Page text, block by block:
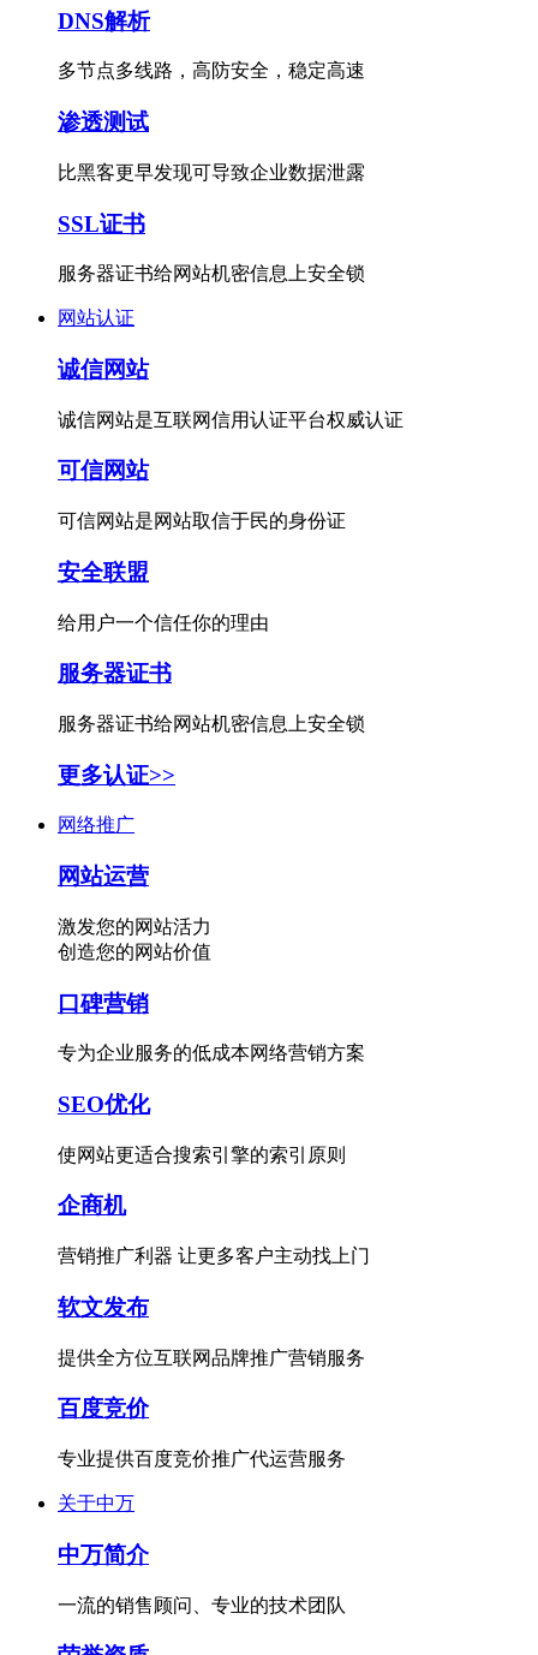
DNS解析
多节点多线路，高防安全，稳定高速
渗透测试
比黑客更早发现可导致企业数据泄露
SSL证书
服务器证书给网站机密信息上安全锁
网站认证
诚信网站
诚信网站是互联网信用认证平台权威认证
可信网站
可信网站是网站取信于民的身份证
安全联盟
给用户一个信任你的理由
服务器证书
服务器证书给网站机密信息上安全锁
更多认证>>
网络推广
网站运营
激发您的网站活力
创造您的网站价值
口碑营销
专为企业服务的低成本网络营销方案
SEO优化
使网站更适合搜索引擎的索引原则
企商机
营销推广利器 让更多客户主动找上门
软文发布
提供全方位互联网品牌推广营销服务
百度竞价
专业提供百度竞价推广代运营服务
关于中万
中万简介
一流的销售顾问、专业的技术团队